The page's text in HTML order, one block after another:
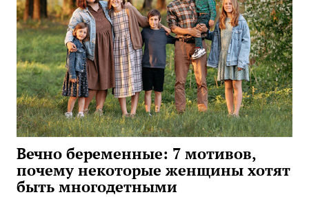
Вечно беременные: 7 мотивов,
почему некоторые женщины хотят
быть многодетными